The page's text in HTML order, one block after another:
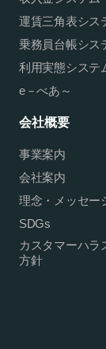
運賃三角表シス
乗務員台帳シス
利用実態システ
e－べあ～
会社概要
事業案内
会社案内
理念・メッセー
SDGs
カスタマーハラ
方針